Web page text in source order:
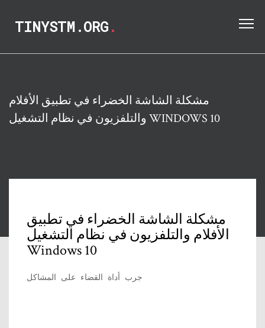
TINYSTM.ORG.
مشكلة الشاشة الخضراء في تطبيق الأفلام
والتلفزيون في نظام التشغيل WINDOWS 10
مشكلة الشاشة الخضراء في تطبيق
الأفلام والتلفزيون في نظام التشغيل
Windows 10
جرب أداة القضاء على المشاكل